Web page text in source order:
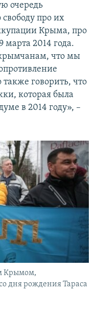
очередь
про их
Крыма, про
марта 2014 года.
что мы
говорить, что
которая была
в 2014 году», –
Крымом,
дня рождения Тараса